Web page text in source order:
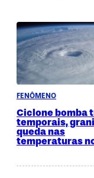
FENÔMENO
Ciclone bomba
temporais,
queda nas
temperaturas